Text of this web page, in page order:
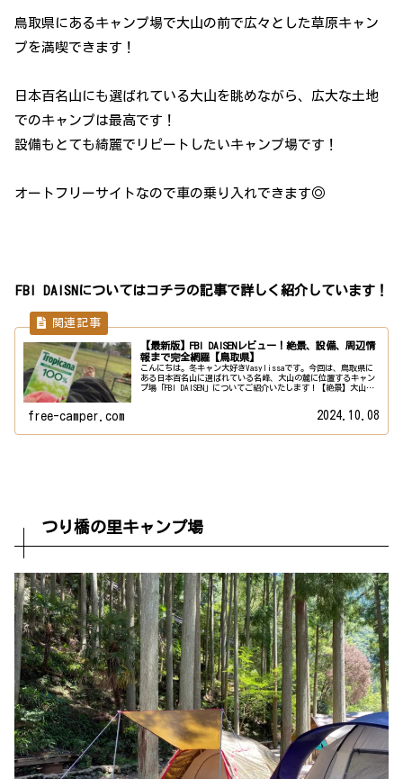
鳥取県にあるキャンプ場で大山の前で広々とした草原キャン
プを満喫できます！
日本百名山にも選ばれている大山を眺めながら、広大な土地
でのキャンプは最高です！
設備もとても綺麗でリピートしたいキャンプ場です！
オートフリーサイトなので車の乗り入れできます◎
FBI DAISNについてはコチラの記事で詳しく紹介しています！
【最新版】FBI DAISENレビュー！絶景、設備、周辺情
報まで完全網羅【鳥取県】
こんにちは。冬キャン大好きVasylissaです。今回は、鳥取県に
ある日本百名山に選ばれている名峰、大山の麓に位置するキャン
プ場「FBI DAISEN」についてご紹介いたします！【絶景】大山を
free-camper.com 2024.10.08
つり橋の里キャンプ場